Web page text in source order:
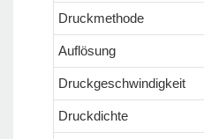
Druckmethode
Auflösung
Druckgeschwindigkeit
Druckdichte